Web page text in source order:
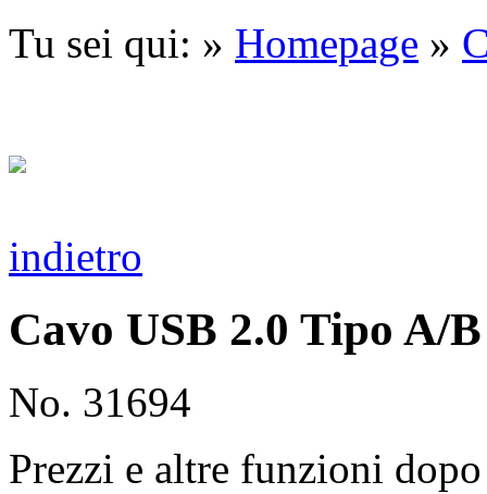
Tu sei qui: » Homepage »
indietro
Cavo USB 2.0 Tipo A/
No. 31694
Prezzi e altre funzioni